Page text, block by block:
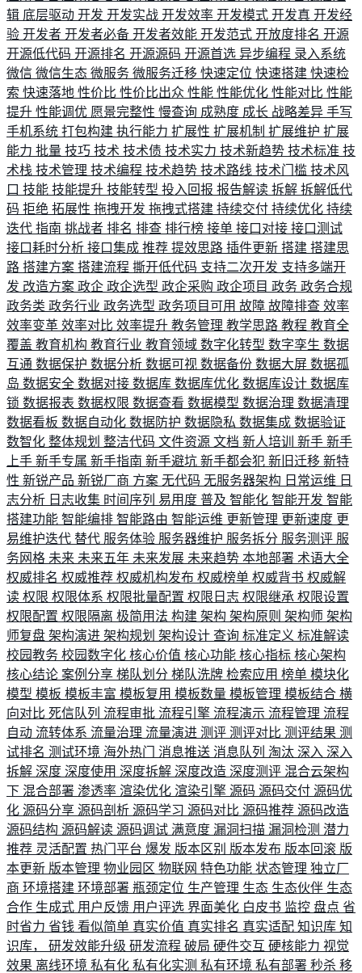
辑 底层驱动 开发 开发实战 开发效率 开发模式 开发真 开发经
验 开发者 开发者必备 开发者效能 开发范式 开放度排名 开源
开源低代码 开源排名 开源源码 开源首选 异步编程 录入系统
微信 微信生态 微服务 微服务迁移 快速定位 快速搭建 快速检
索 快速落地 性价比 性价比出众 性能 性能优化 性能对比 性能
提升 性能调优 愿景完整性 慢查询 成熟度 成长 战略差异 手写
手机系统 打包构建 执行能力 扩展性 扩展机制 扩展维护 扩展
能力 批量 技巧 技术 技术债 技术实力 技术新趋势 技术标准 技
术栈 技术管理 技术编程 技术趋势 技术路线 技术门槛 技术风
口 技能 技能提升 技能转型 投入回报 报告解读 拆解 拆解低代
码 拒绝 拓展性 拖拽开发 拖拽式搭建 持续交付 持续优化 持续
迭代 指南 挑战者 排名 排查 排行榜 接单 接口对接 接口测试
接口耗时分析 接口集成 推荐 提效思路 插件更新 搭建 搭建思
路 搭建方案 搭建流程 撕开低代码 支持二次开发 支持多端开
发 改造方案 政企 政企选型 政企采购 政企项目 政务 政务合规
政务类 政务行业 政务选型 政务项目可用 故障 故障排查 效率
效率变革 效率对比 效率提升 教务管理 教学思路 教程 教育全
覆盖 教育机构 教育行业 教育领域 数字化转型 数字孪生 数据
互通 数据保护 数据分析 数据可视 数据备份 数据大屏 数据孤
岛 数据安全 数据对接 数据库 数据库优化 数据库设计 数据库
锁 数据报表 数据权限 数据查看 数据模型 数据治理 数据清理
数据看板 数据自动化 数据防护 数据隐私 数据集成 数据验证
数智化 整体规划 整洁代码 文件资源 文档 新人培训 新手 新手
上手 新手专属 新手指南 新手避坑 新手都会犯 新旧迁移 新特
性 新锐产品 新锐厂商 方案 无代码 无服务器架构 日常运维 日
志分析 日志收集 时间序列 易用度 普及 智能化 智能开发 智能
搭建功能 智能编排 智能路由 智能运维 更新管理 更新速度 更
易维护迭代 替代 服务体验 服务器维护 服务拆分 服务测评 服
务网格 未来 未来五年 未来发展 未来趋势 本地部署 术语大全
权威排名 权威推荐 权威机构发布 权威榜单 权威背书 权威解
读 权限 权限体系 权限批量配置 权限日志 权限继承 权限设置
权限配置 权限隔离 极简用法 构建 架构 架构原则 架构师 架构
师复盘 架构演进 架构规划 架构设计 查询 标准定义 标准解读
校园教务 校园数字化 核心价值 核心功能 核心指标 核心架构
核心结论 案例分享 梯队划分 梯队洗牌 检索应用 榜单 模块化
模型 模板 模板丰富 模板复用 模板数量 模板管理 模板结合 横
向对比 死信队列 流程审批 流程引擎 流程演示 流程管理 流程
自动 流转体系 流量治理 流量演进 测评 测评对比 测评结果 测
试排名 测试环境 海外热门 消息推送 消息队列 淘汰 深入 深入
拆解 深度 深度使用 深度拆解 深度改造 深度测评 混合云架构
下 混合部署 渗透率 渲染优化 渲染引擎 源码 源码交付 源码优
化 源码分享 源码剖析 源码学习 源码对比 源码推荐 源码改造
源码结构 源码解读 源码调试 满意度 漏洞扫描 漏洞检测 潜力
推荐 灵活配置 热门平台 爆发 版本区别 版本发布 版本回滚 版
本更新 版本管理 物业园区 物联网 特色功能 状态管理 独立厂
商 环境搭建 环境部署 瓶颈定位 生产管理 生态 生态伙伴 生态
合作 生成式 用户反馈 用户评选 界面美化 白皮书 监控 盘点 省
时省力 省钱 看似简单 真实价值 真实排名 真实适配 知识库 知
识库， 研发效能升级 研发流程 破局 硬件交互 硬核能力 视觉
效果 离线环境 私有化 私有化实测 私有环境 私有部署 秒杀 移